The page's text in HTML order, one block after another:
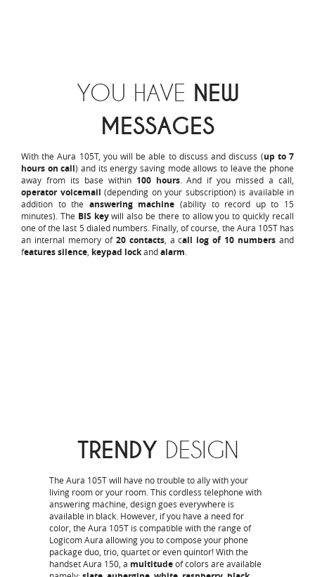
YOU HAVE NEW
MESSAGES
With the Aura 105T, you will be able to discuss and discuss (up to 7
hours on call) and its energy saving mode allows to leave the phone
away from its base within 100 hours. And if you missed a call,
operator voicemail (depending on your subscription) is available in
addition to the answering machine (ability to record up to 15
minutes). The BIS keywill also be there to allow you to quickly recall
one of the last 5 dialed numbers. Finally, of course, the Aura 105T has
an internal memory of 20 contacts, a call log of 10 numbers and
features silence, keypad lockandalarm.
TRENDY DESIGN
The Aura 105T will have no trouble to ally with your
living room or your room. This cordless telephone with
answering machine, design goes everywhere is
available in black. However, if you have a need for
color, the Aura 105T is compatible with the range of
Logicom Aura allowing you to compose your phone
package duo, trio, quartet or even quintor! With the
handset Aura 150, a multitudeof colors are available